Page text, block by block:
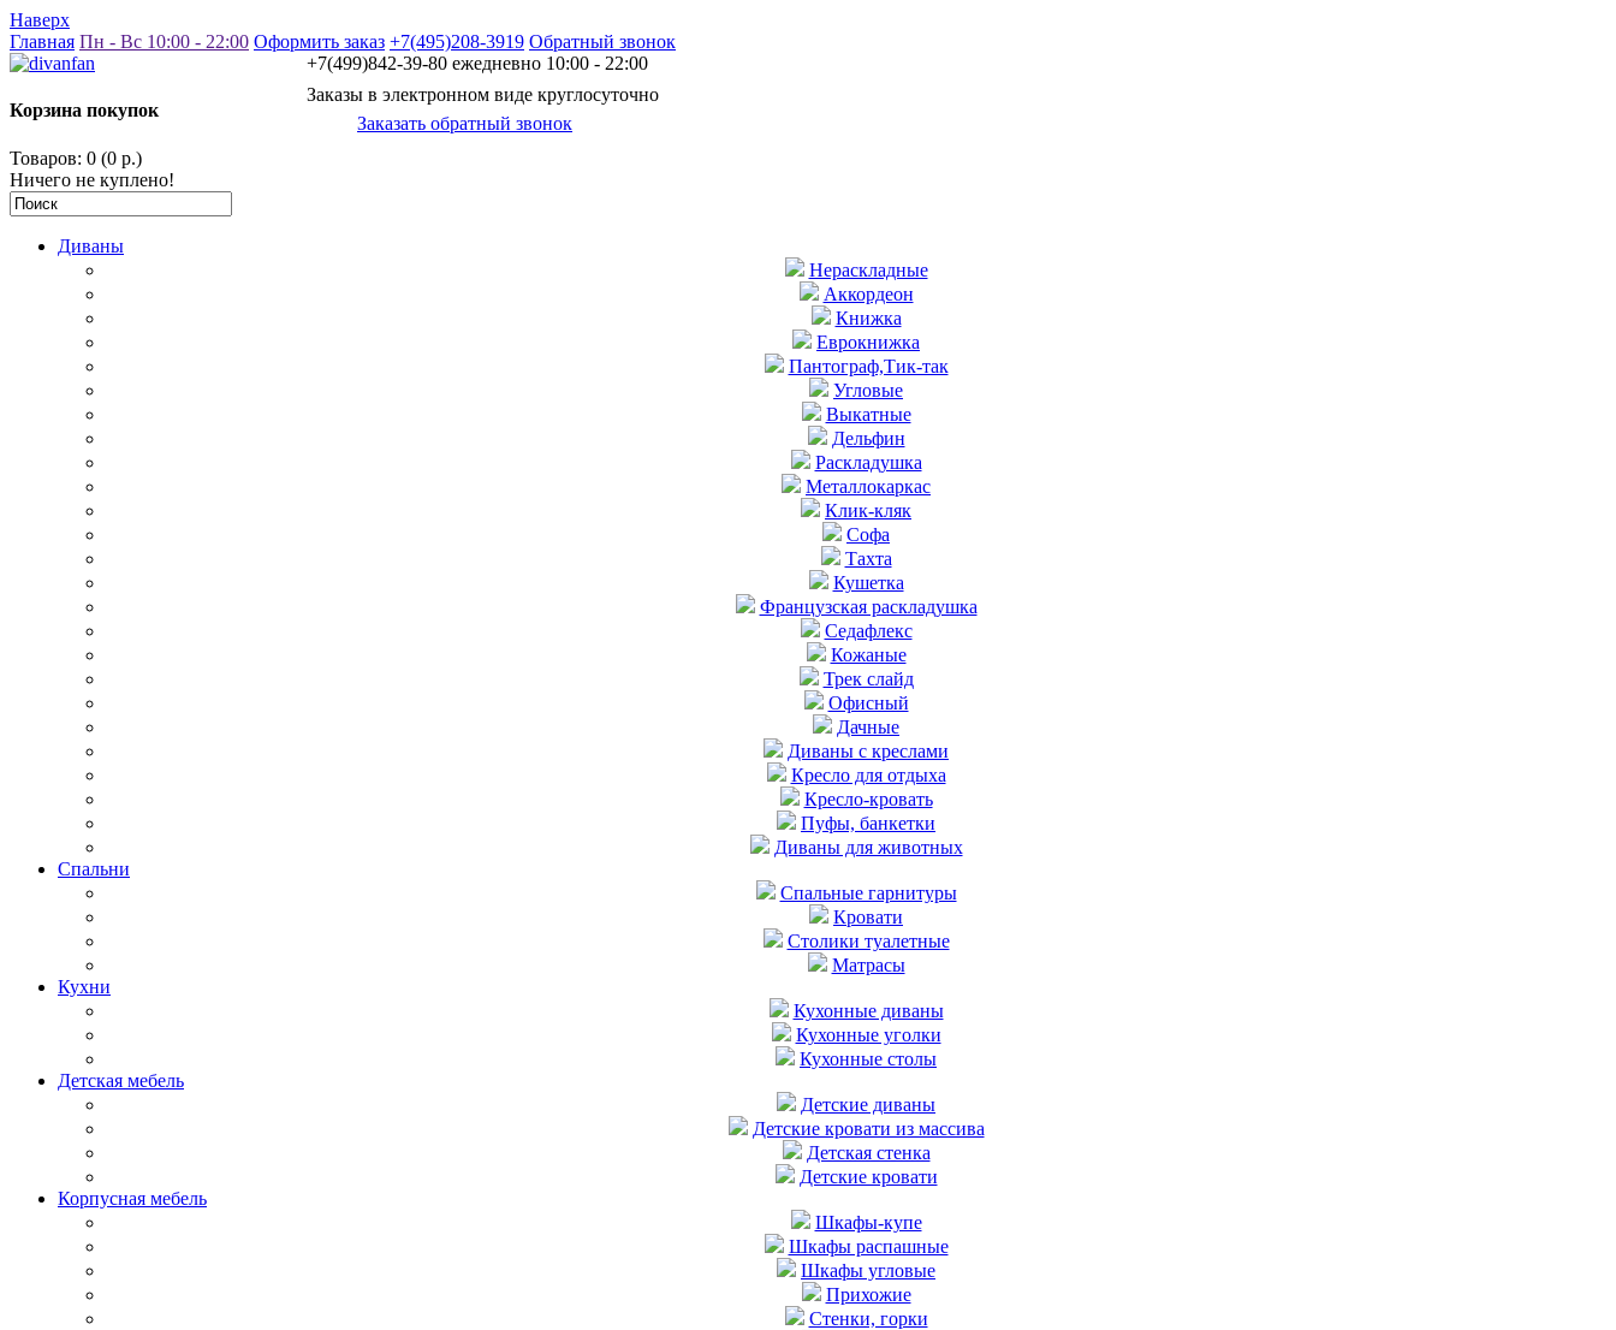
Наверх
Заказать обратный звонок
+7(499)842-39-80 ежедневно 10:00 - 22:00
Заказы в электронном виде круглосуточно
Главная Пн - Вс 10:00 - 22:00 Оформить заказ +7(495)208-3919 Обратный звонок
Корзина покупок
Товаров: 0 (0 р.)
Ничего не куплено!
Диваны
Нераскладные
Аккордеон
Книжка
Еврокнижка
Пантограф,Тик-так
Угловые
Выкатные
Дельфин
Раскладушка
Металлокаркас
Клик-кляк
Софа
Тахта
Кушетка
Французская раскладушка
Седафлекс
Кожаные
Трек слайд
Офисный
Дачные
Диваны с креслами
Кресло для отдыха
Кресло-кровать
Пуфы, банкетки
Диваны для животных
Спальни
Cпальные гарнитуры
Кровати
Столики туалетные
Матрасы
Кухни
Кухонные диваны
Кухонные уголки
Кухонные столы
Детская мебель
Детские диваны
Детские кровати из массива
Детская стенка
Детские кровати
Корпусная мебель
Шкафы-купе
Шкафы распашные
Шкафы угловые
Прихожие
Стенки, горки